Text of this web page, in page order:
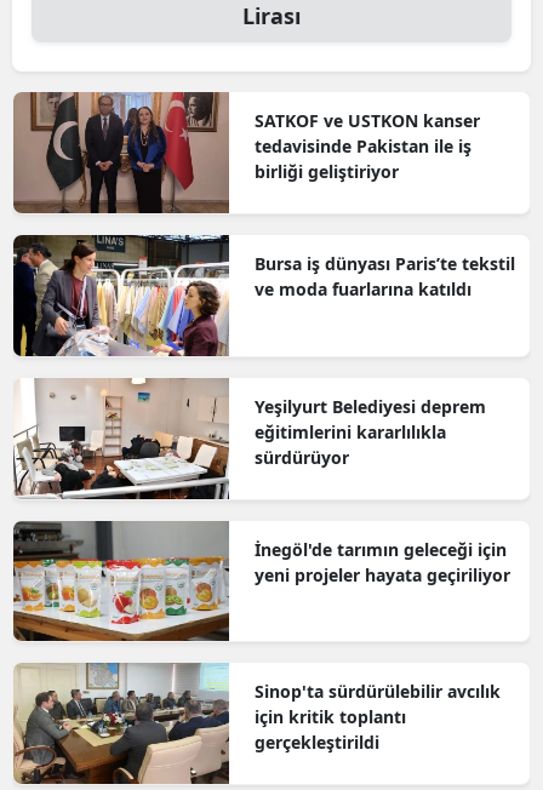
Lirası
SATKOF ve USTKON kanser
tedavisinde Pakistan ile iş
birliği geliştiriyor
Bursa iş dünyası Paris’te tekstil
ve moda fuarlarına katıldı
Yeşilyurt Belediyesi deprem
eğitimlerini kararlılıkla
sürdürüyor
İnegöl'de tarımın geleceği için
yeni projeler hayata geçiriliyor
Sinop'ta sürdürülebilir avcılık
için kritik toplantı
gerçekleştirildi